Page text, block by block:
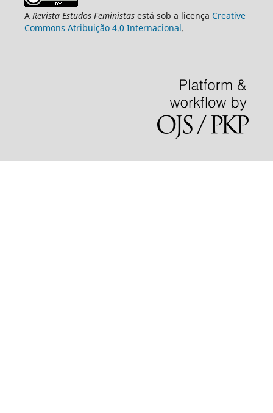
A Revista Estudos Feministasestá sob a licença Creative
Commons Atribuição 4.0 Internacional.